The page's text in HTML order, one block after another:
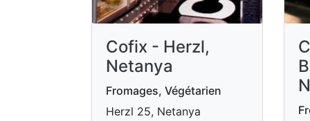
Cofix - Herzl,
Netanya
Fromages, Végétarien
Herzl 25, Netanya